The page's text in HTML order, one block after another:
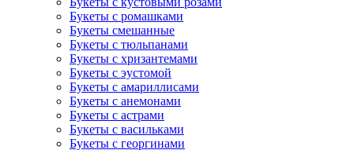
Букеты с ромашками
Букеты смешанные
Букеты с тюльпанами
Букеты с хризантемами
Букеты с эустомой
Букеты с амариллисами
Букеты с анемонами
Букеты с астрами
Букеты с васильками
Букеты с георгинами